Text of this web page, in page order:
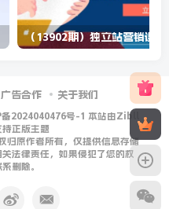
广告合作 关于我们
备2024040476号-1 本站由Zibll
正版主题
归原作者所有，仅提供信息存储
法律责任，如果侵犯了您的权
删除。